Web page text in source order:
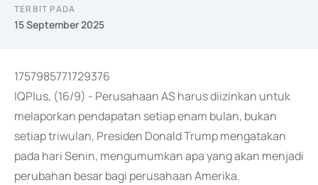
TERBIT PADA
15 September 2025
1757985771729376
IQPlus, (16/9) - Perusahaan AS harus diizinkan untuk
melaporkan pendapatan setiap enam bulan, bukan
setiap triwulan, Presiden Donald Trump mengatakan
pada hari Senin, mengumumkan apa yang akan menjadi
perubahan besar bagi perusahaan Amerika.